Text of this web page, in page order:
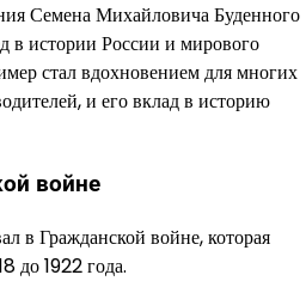
Семена Михайловича Буденного
в истории России и мирового
стал вдохновением для многих
и его вклад в историю
войне
в Гражданской войне, которая
до 1922 года.